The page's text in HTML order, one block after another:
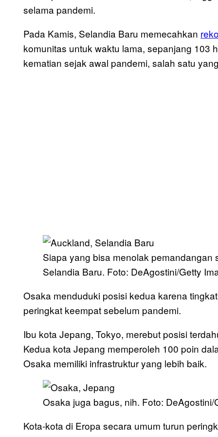
selama pandemi.
Pada Kamis, Selandia Baru memecahkan
komunitas untuk waktu lama, sepanjang 103
kematian sejak awal pandemi, salah satu
Siapa yang bisa menolak
Selandia Baru. Foto: DeAgostini/Getty
Osaka menduduki posisi kedua karena
peringkat keempat sebelum pandemi.
Ibu kota Jepang, Tokyo, merebut posisi
Kedua kota Jepang memperoleh 100 poin
Osaka memiliki infrastruktur yang lebih baik.
Osaka juga bagus, nih. Foto: DeAgostini/
Kota-kota di Eropa secara umum turun